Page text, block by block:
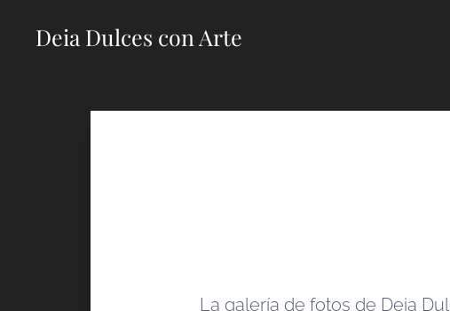
Deia Dulces con Arte
La galería de fotos de Deia